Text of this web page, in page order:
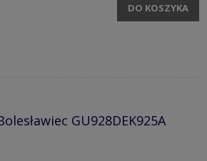
DO KOSZYKA
GU928DEK925A